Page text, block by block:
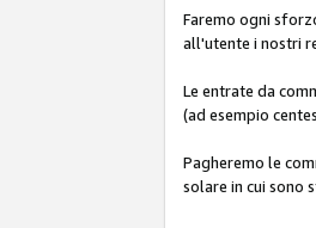
Faremo ogni
all'utente i nostri
Le entrate da
(ad esempio
Pagheremo le
solare in cui sono